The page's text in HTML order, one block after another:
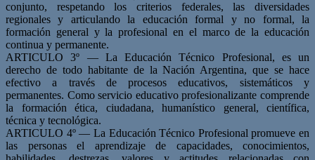
conjunto, respetando los criterios federales, las diversidades
regionales y articulando la educación formal y no formal, la
formación general y la profesional en el marco de la educación
continua y permanente.
ARTICULO 3º — La Educación Técnico Profesional, es un
derecho de todo habitante de la Nación Argentina, que se hace
efectivo a través de procesos educativos, sistemáticos y
permanentes. Como servicio educativo profesionalizante comprende
la formación ética, ciudadana, humanístico general, científica,
técnica y tecnológica.
ARTICULO 4º — La Educación Técnico Profesional promueve en
las personas el aprendizaje de capacidades, conocimientos,